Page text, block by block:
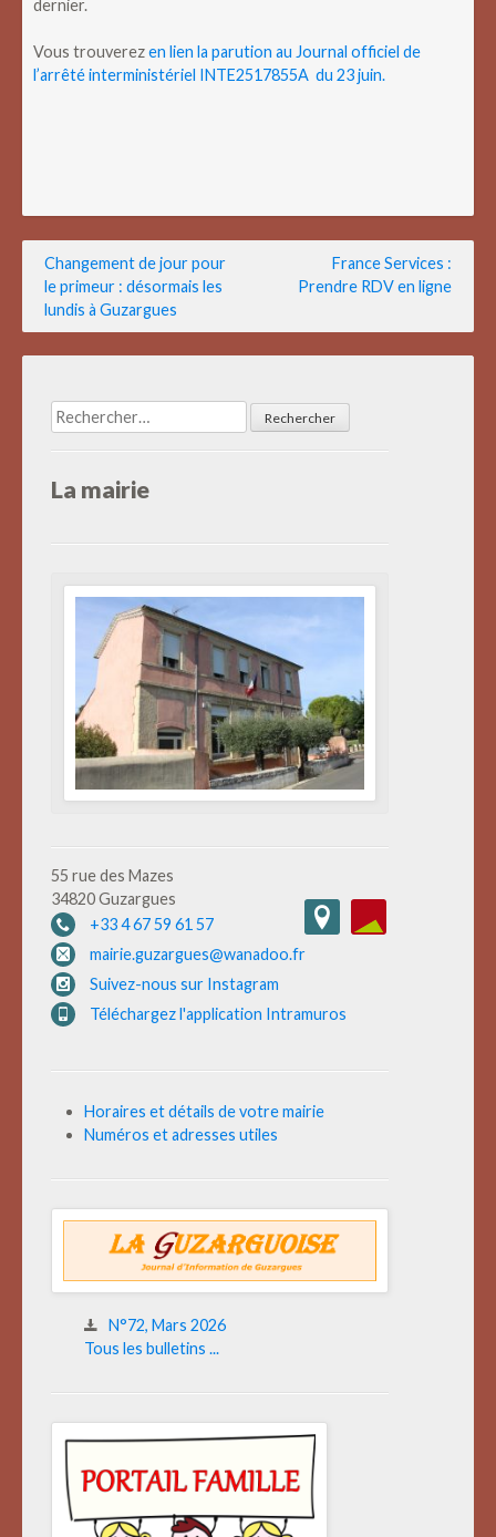
dernier.
Vous trouverezen lien la parution au Journal officiel de
l’arrêté interministériel INTE2517855A du 23 juin.
Navigation
de
l’article
Changement de jour pour
le primeur : désormais les
lundis à Guzargues
France Services :
Prendre RDV en ligne
Rechercher :
La mairie
55 rue des Mazes
34820 Guzargues
+33 4 67 59 61 57
mairie.guzargues@wanadoo.fr
Suivez-nous sur Instagram
Téléchargez l'application Intramuros
Horaires et détails de votre mairie
Numéros et adresses utiles
N°72, Mars 2026
Tous les bulletins ...